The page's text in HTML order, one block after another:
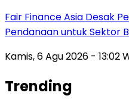
Fair Finance Asia Desak
Pendanaan untuk Sektor
Kamis, 6 Agu 2026 - 13:02
Trending